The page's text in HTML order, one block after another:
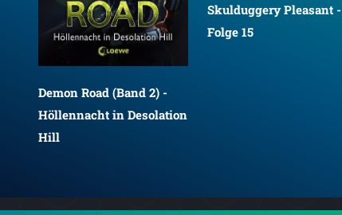
Demon Road (Band 2) -
Höllennacht in Desolation
Hill
Skulduggery Pleasant -
Folge 15